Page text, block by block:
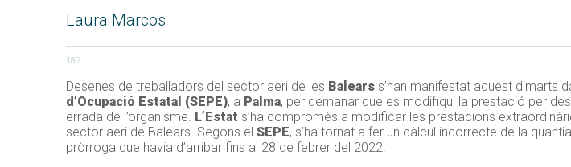
Laura Marcos
187
Desenes de treballadors del sector aeri de les Balears s’han manifestat aquest dimarts
d’Ocupació Estatal (SEPE), a Palma, per demanar que es modifiqui la prestació per
errada de l’organisme. L’Estat s’ha compromès a modificar les prestacions
sector aeri de Balears. Segons el SEPE, s’ha tornat a fer un càlcul incorrecte de la
pròrroga que havia d’arribar fins al 28 de febrer del 2022.